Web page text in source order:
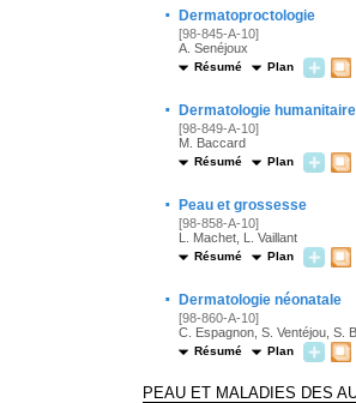
· Dermatoproctologie
[98-845-A-10]
A. Senéjoux
Résumé Plan
· Dermatologie humanitaire
[98-849-A-10]
M. Baccard
Résumé Plan
· Peau et grossesse
[98-858-A-10]
L. Machet, L. Vaillant
Résumé Plan
· Dermatologie néonatale
[98-860-A-10]
C. Espagnon, S. Ventéjou, S.
Résumé Plan
PEAU ET MALADIES DES